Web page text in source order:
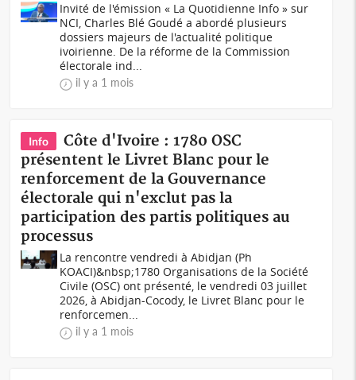
Invité de l'émission « La Quotidienne Info » sur
NCI, Charles Blé Goudé a abordé plusieurs
dossiers majeurs de l'actualité politique
ivoirienne. De la réforme de la Commission
électorale ind...
il y a 1 mois
Info
Côte d'Ivoire : 1780 OSC
présentent le Livret Blanc pour le
renforcement de la Gouvernance
électorale qui n'exclut pas la
participation des partis politiques au
processus
La rencontre vendredi à Abidjan (Ph
KOACI)&nbsp;1780 Organisations de la Société
Civile (OSC) ont présenté, le vendredi 03 juillet
2026, à Abidjan-Cocody, le Livret Blanc pour le
renforcemen...
il y a 1 mois